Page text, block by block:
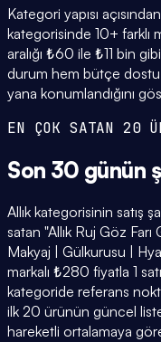
Kategori yapısı
kategorisinde 10+ farklı
aralığı ₺60 ile ₺11 bin
durum hem bütçe
yana konumlandığını
EN ÇOK SATAN 20
Son 30 günün
Allık kategorisinin satış
satan "Allık Ruj Göz
Makyaj | Gülkurusu |
markalı ₺280 fiyatla 1
kategoride referans
ilk 20 ürünün güncel
hareketli ortalamaya